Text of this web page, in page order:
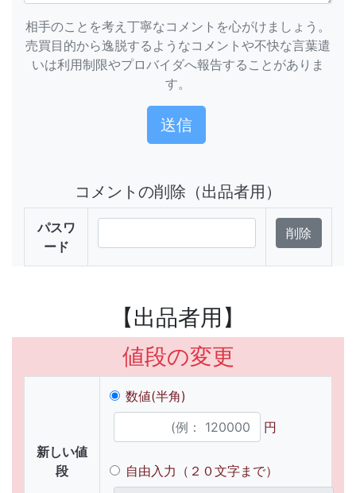
相手のことを考え丁寧なコメントを心がけましょう。
売買目的から逸脱するようなコメントや不快な言葉遣
いは利用制限やプロバイダへ報告することがありま
す。
コメントの削除（出品者用）
パスワ
ード
【出品者用】
値段の変更
新しい値
段
数値(半角)
円
自由入力（２０文字まで）